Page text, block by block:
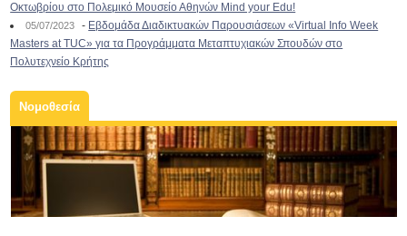
Οκτωβρίου στο Πολεμικό Μουσείο Αθηνών Mind your Edu!
05/07/2023 - Εβδομάδα Διαδικτυακών Παρουσιάσεων «Virtual Info Week
Masters at TUC» για τα Προγράμματα Μεταπτυχιακών Σπουδών στο
Πολυτεχνείο Κρήτης
Νομοθεσία